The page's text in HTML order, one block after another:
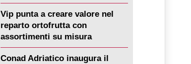
Vip punta a creare valore nel
reparto ortofrutta con
assortimenti su misura
Conad Adriatico inaugura il